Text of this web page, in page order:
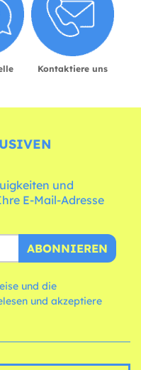
Kontaktiere uns
und
E-Mail-Adresse
ABONNIEREN
und die